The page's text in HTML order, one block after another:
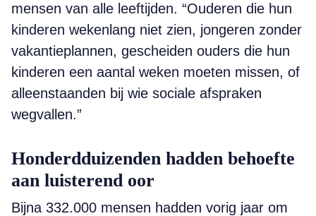
mensen van alle leeftijden. “Ouderen die hun
kinderen wekenlang niet zien, jongeren zonder
vakantieplannen, gescheiden ouders die hun
kinderen een aantal weken moeten missen, of
alleenstaanden bij wie sociale afspraken
wegvallen.”
Honderdduizenden hadden behoefte
aan luisterend oor
Bijna 332.000 mensen hadden vorig jaar om